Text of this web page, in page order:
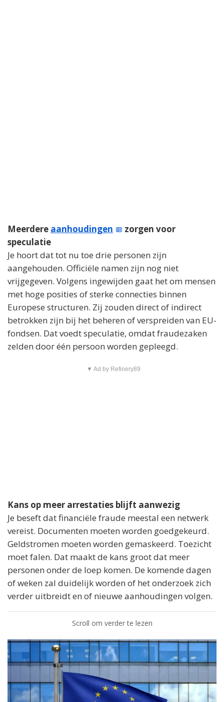
Meerdere aanhoudingen
zorgen voor
speculatie
Je hoort dat tot nu toe drie personen zijn
aangehouden. Officiële namen zijn nog niet
vrijgegeven. Volgens ingewijden gaat het om mensen
met hoge posities of sterke connecties binnen
Europese structuren. Zij zouden direct of indirect
betrokken zijn bij het beheren of verspreiden van EU-
fondsen. Dat voedt speculatie, omdat fraudezaken
zelden door één persoon worden gepleegd.
▼ Ad by Refinery89
Kans op meer arrestaties blijft aanwezig
Je beseft dat financiële fraude meestal een netwerk
vereist. Documenten moeten worden goedgekeurd.
Geldstromen moeten worden gemaskeerd. Toezicht
moet falen. Dat maakt de kans groot dat meer
personen onder de loep komen. De komende dagen
of weken zal duidelijk worden of het onderzoek zich
verder uitbreidt en of nieuwe aanhoudingen volgen.
Scroll om verder te lezen